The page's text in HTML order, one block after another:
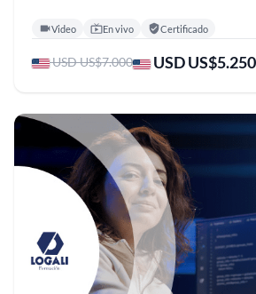
Video En vivo Certificado
USD US$7.000 USD US$5.250